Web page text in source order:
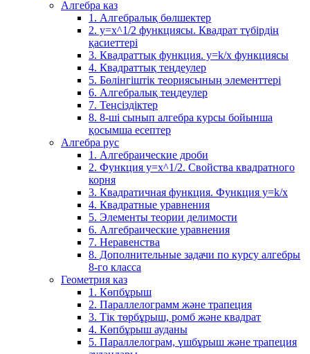
Алгебра каз
1. Алгебралық бөлшектер
2. у=х^1/2 функциясы. Квадрат түбірдің
қасиеттері
3. Квадраттық функция. у=k/x функциясы
4. Квадраттық теңдеулер
5. Бөлінгіштік теориясының элементтері
6. Алгебралық теңдеулер
7. Теңсіздіктер
8. 8-ші сынып алгебра курсы бойынша
қосымша есептер
Алгебра рус
1. Алгебраические дроби
2. Функция y=x^1/2. Свойства квадратного
корня
3. Квадратичная функция. Функция у=k/x
4. Квадратные уравнения
5. Элементы теории делимости
6. Алгебраические уравнения
7. Неравенства
8. Дополнительные задачи по курсу алгебры
8-го класса
Геометрия каз
1. Көпбұрыш
2. Параллелограмм және трапеция
3. Тік төрбұрыш, ромб және квадрат
4. Көпбұрыш ауданы
5. Параллелограм, үшбұрыш және трапеция